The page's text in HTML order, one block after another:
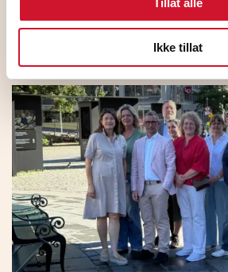
Ikke tillat
Standardoverenskomsten